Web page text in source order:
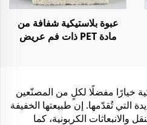
عبوة بلاستيكية شفافة من
مادة PET ذات فم عريض
خيارًا مفضلًا لكلٍ من المصنّعين
التي تُقدّمها. إن طبيعتها الخفيفة
والانبعاثات الكربونية، كما